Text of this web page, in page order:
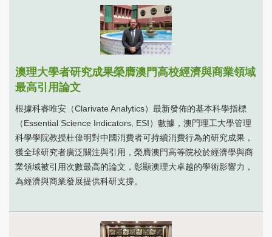
澳理大學者研究成果榮膺澳門高校經濟與商業領域
最高引用論文
根據科睿唯安（Clarivate Analytics）最新發佈的基本科學指標
（Essential Science Indicators, ESI）數據，澳門理工大學管理
科學學院教授杜偉明對中國消費者可持續消費行為的研究成果，
獲全球研究者廣泛關注與引用，榮膺澳門高等院校於經濟學與商
業領域被引用次數最高的論文，彰顯澳理大卓越的學術影響力，
為經濟與商業發展提供科研支撐。